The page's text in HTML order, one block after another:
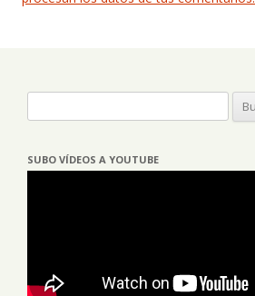
SUBO VÍDEOS A YOUTUBE